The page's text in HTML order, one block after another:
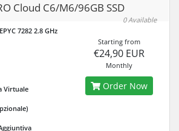
Cloud C6/M6/96GB SSD
0 Available
7282 2.8 GHz
Virtuale
Starting from
€24,90 EUR
Monthly
Order Now